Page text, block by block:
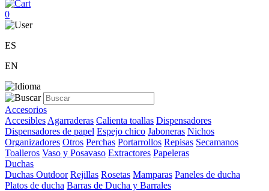
0
ES
EN
Accesorios
Accesibles Agarraderas Calienta toallas Dispensadores
Dispensadores de papel Espejo chico Jaboneras Nichos
Organizadores Otros Perchas Portarrollos Repisas Secamanos
Toalleros Vaso y Posavaso Extractores Papeleras
Duchas
Duchas Outdoor Rejillas Rosetas Mamparas Paneles de ducha
Platos de ducha Barras de Ducha y Barrales